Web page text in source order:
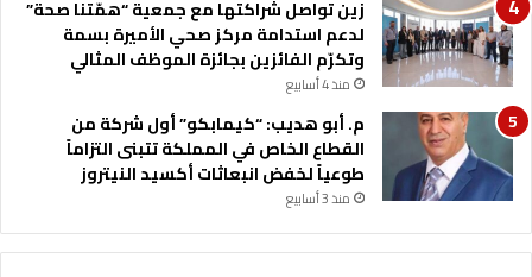
ا
ق
ت
ص
ا
ي
ة
زين تواصل شراكتها مع جمعية “همّتنا صحة”
لدعم استدامة مركز صحي الأميرة بسمة
وتكرّم الفائزين بجائزة الموظف المثالي
منذ 4 أسابيع
م. أبو هديب: “كيمابكو” أول شركة من
القطاع الخاص في المملكة تتبنى التزاماً
طوعياً لخفض انبعاثات أكسيد النيتروز
منذ 3 أسابيع